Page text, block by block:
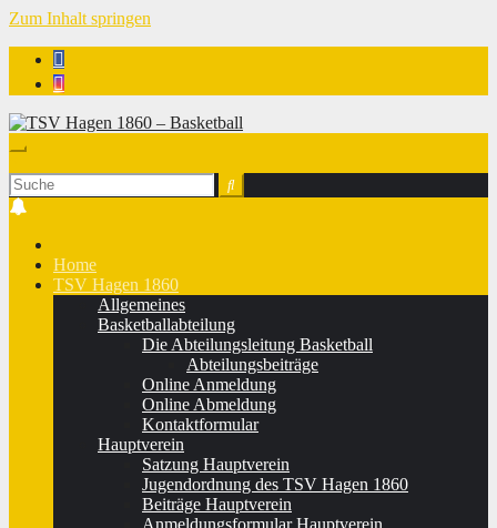
Zum Inhalt springen
Home
TSV Hagen 1860
Allgemeines
Basketballabteilung
Die Abteilungsleitung Basketball
Abteilungsbeiträge
Online Anmeldung
Online Abmeldung
Kontaktformular
Hauptverein
Satzung Hauptverein
Jugendordnung des TSV Hagen 1860
Beiträge Hauptverein
Anmeldungsformular Hauptverein